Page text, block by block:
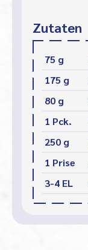
Zutaten
75 g
175 g
80 g
1 Pck.
250 g
1 Prise
3-4 EL